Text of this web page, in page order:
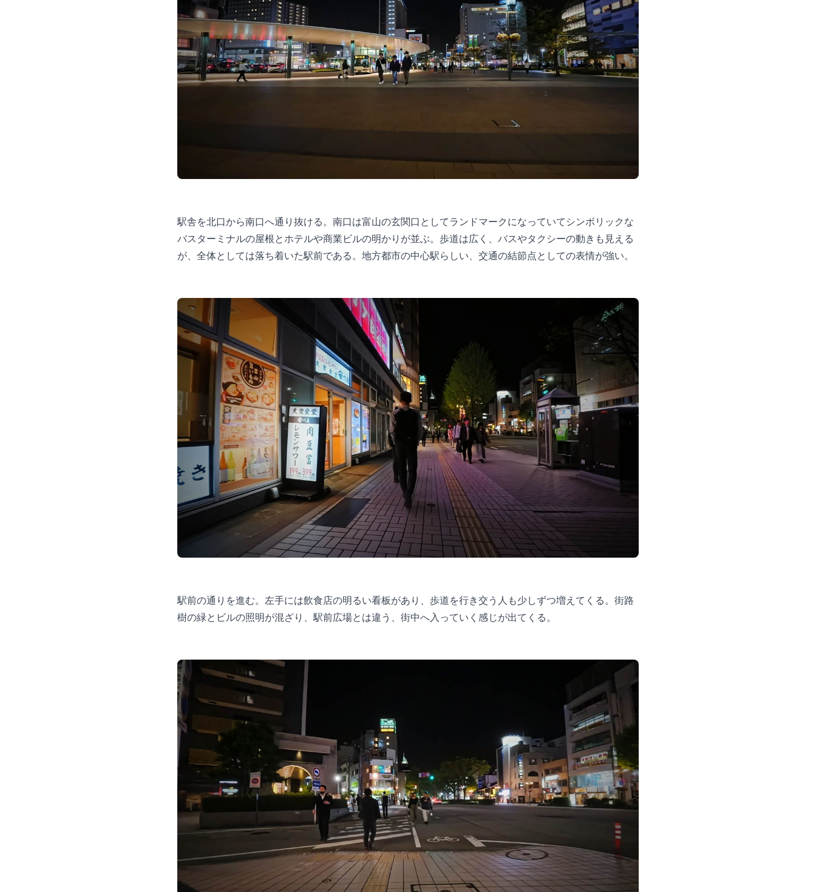
駅舎を北口から南口へ通り抜ける。南口は富山の玄関口としてランドマークになっていてシンボリックな
バスターミナルの屋根とホテルや商業ビルの明かりが並ぶ。歩道は広く、バスやタクシーの動きも見える
が、全体としては落ち着いた駅前である。地方都市の中心駅らしい、交通の結節点としての表情が強い。
駅前の通りを進む。左手には飲食店の明るい看板があり、歩道を行き交う人も少しずつ増えてくる。街路
樹の緑とビルの照明が混ざり、駅前広場とは違う、街中へ入っていく感じが出てくる。